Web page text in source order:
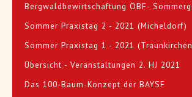
Bergwaldbewirtschaftung ÖBF-
Sommer Praxistag 2 - 2021 (Micheldorf)
Sommer Praxistag 1 - 2021
Übersicht - Veranstaltungen 2. HJ 2021
Das 100-Baum-Konzept der BAYSF